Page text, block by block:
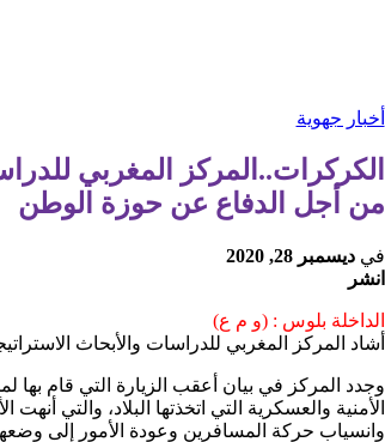
أخبار جهوية
الكركرات..المركز المغربي
من أجل الدفاع عن حوزة الوطن
فيديسمبر 28, 2020
انشر
الداخلة بلوس : (و م ع)
أشاد المركز المغربي للدراسات والأبحاث
وجدد المركز في بيان أعقب الزيارة التي قام بها
الأمنية والعسكرية التي اتخذتها البلاد، والتي
وانسياب حركة المسافرين وعودة الأمور إلى وضعها